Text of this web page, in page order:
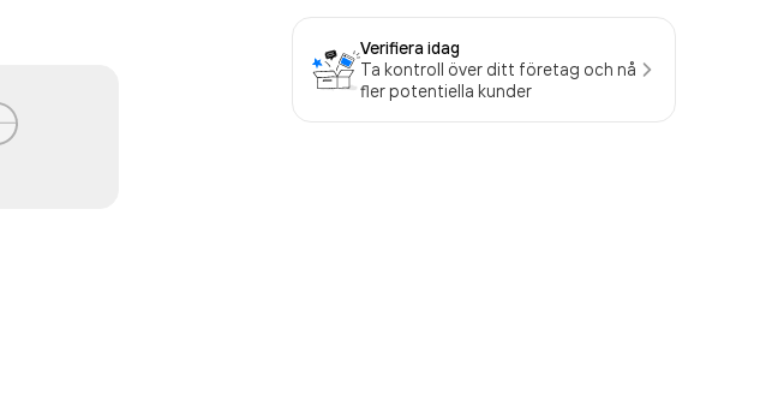
Verifiera idag
Ta kontroll över ditt företag och nå
fler potentiella kunder